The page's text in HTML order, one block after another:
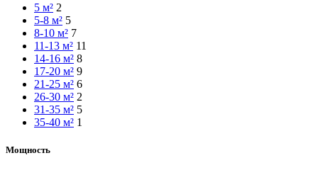
5 м² 2
5-8 м² 5
8-10 м² 7
11-13 м² 11
14-16 м² 8
17-20 м² 9
21-25 м² 6
26-30 м² 2
31-35 м² 5
35-40 м² 1
Мощность